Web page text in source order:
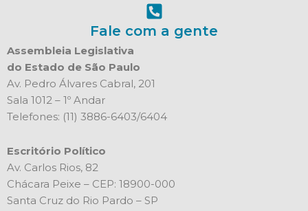
Fale com a gente
Assembleia Legislativa
do Estado de São Paulo
Av. Pedro Álvares Cabral, 201
Sala 1012 – 1º Andar
Telefones: (11) 3886-6403/6404
Escritório Político
Av. Carlos Rios, 82
Chácara Peixe – CEP: 18900-000
Santa Cruz do Rio Pardo – SP